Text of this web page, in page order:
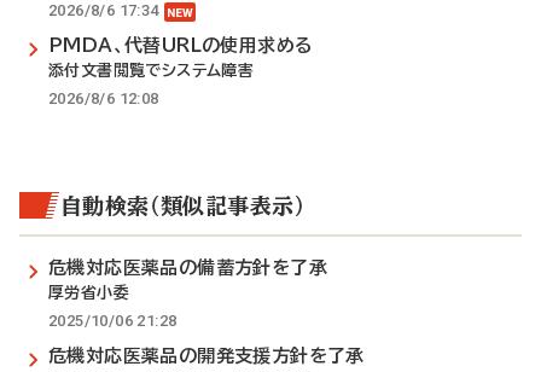
2026/8/6 17:34
PMDA、代替URLの使用求める
添付文書閲覧でシステム障害
2026/8/6 12:08
自動検索（類似記事表示）
危機対応医薬品の備蓄方針を了承
厚労省小委
2025/10/06 21:28
危機対応医薬品の開発支援方針を了承